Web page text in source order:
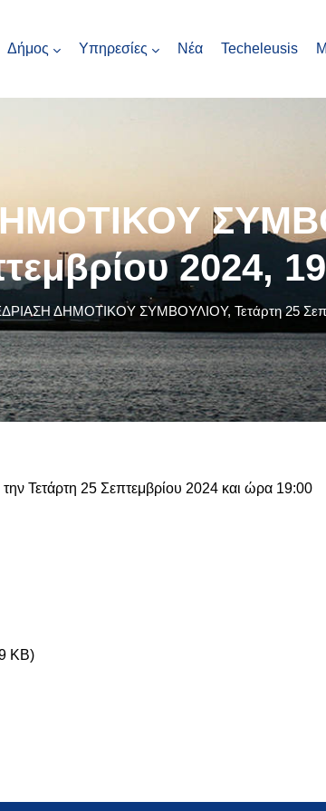
Δήμος Υπηρεσίες Νέα Techeleusis
2024,
ΔΗΜΟΤΙΚΟΥ ΣΥΜΒΟΥΛΙΟΥ, Τετάρτη 25
Τετάρτη 25 Σεπτεμβρίου 2024 και ώρα 19:00
KB)